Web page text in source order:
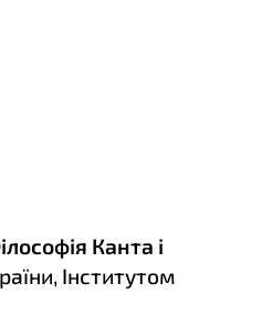
Канта і
Інститутом